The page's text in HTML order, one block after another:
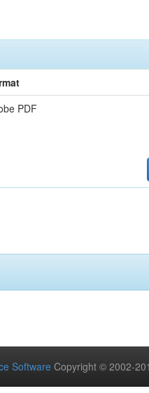
PDF
Software Copyright © 2002-